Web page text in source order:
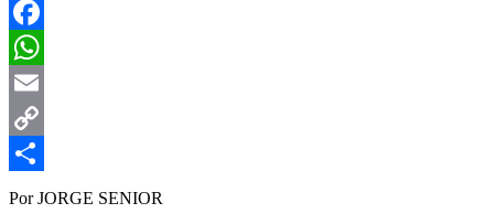
X
Facebook
WhatsApp
Email
Copy
Link
Compartir
Por JORGE SENIOR